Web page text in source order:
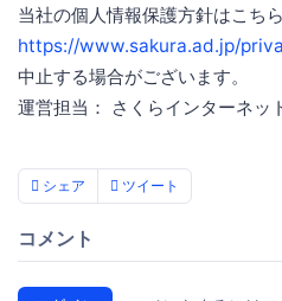
当社の個人情報保護方針はこち
https://www.sakura.ad.jp/
中止する場合がございます。
運営担当： さくらインターネッ
シェア ツイート
コメント